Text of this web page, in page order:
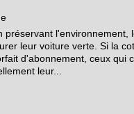
l'environnement,
leur voiture verte. Si la
d'abonnement, ceux qui
leur...